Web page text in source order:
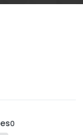
0